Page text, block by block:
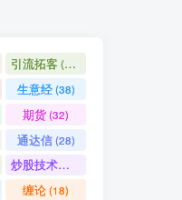
(48)引流拓客(46)
生意经(38)
期货(32)
通达信(28)
炒股技术形态
缠论(18)